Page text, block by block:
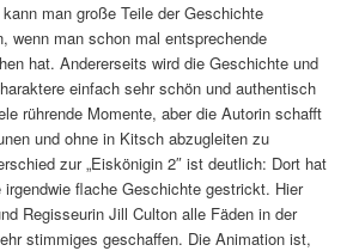
man große Teile der Geschichte
wenn man schon mal entsprechende
hat. Andererseits wird die Geschichte und
einfach sehr schön und authentisch
rührende Momente, aber die Autorin schafft
und ohne in Kitsch abzugleiten zu
zur „Eiskönigin 2″ ist deutlich: Dort hat
irgendwie flache Geschichte gestrickt. Hier
Regisseurin Jill Culton alle Fäden in der
stimmiges geschaffen. Die Animation ist,